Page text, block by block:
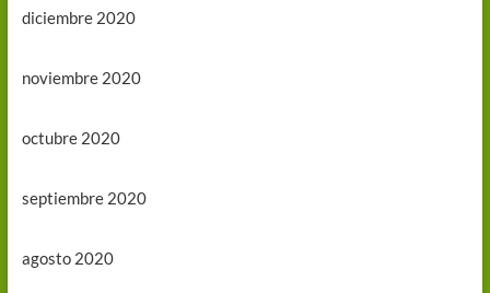
diciembre 2020
noviembre 2020
octubre 2020
septiembre 2020
agosto 2020